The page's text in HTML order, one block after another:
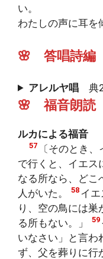
い。
わたしの声に耳を
🌸 答唱詩
アレルヤ唱 典
🌸 福音朗読
ルカによる福音
57
〔そのとき
で行くと、イエス
なる所なら、どこ
人がいた。
58 イ
り、空の鳥には巣
る所もない。」
59
いなさい」と言わ
ず、父を葬りに行